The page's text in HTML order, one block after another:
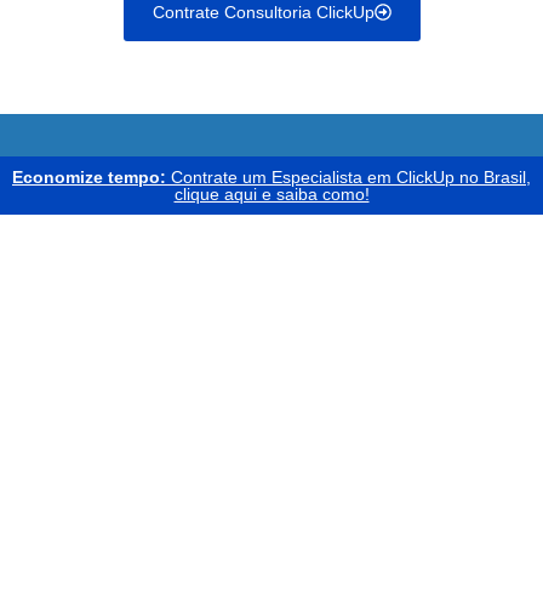
Contrate Consultoria ClickUp
Economize tempo: Contrate um Especialista em ClickUp no Brasil,
clique aqui e saiba como!